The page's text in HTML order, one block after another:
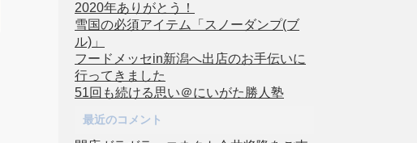
2020年ありがとう！
雪国の必須アイテム「スノーダンプ(ブ
ル)」
フードメッセin新潟へ出店のお手伝いに
行ってきました
51回も続ける思い＠にいがた勝人塾
最近のコメント